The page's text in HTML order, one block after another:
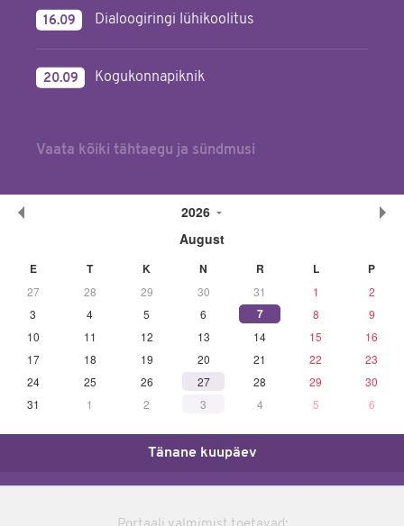
16.09 Dialoogiringi lühikoolitus
20.09 Kogukonnapiknik
Vaata kõiki tähtaegu ja sündmusi
2026
August
E T K N R L P
27 28 29 30 31 1
2
3
4 5 6 7 8
9
10
11 12 13 14 15
16
17
18 19 20 21 22
23
24
25 26 27 28 29
30
31
1 2 3 4 5 6
Tänane kuupäev